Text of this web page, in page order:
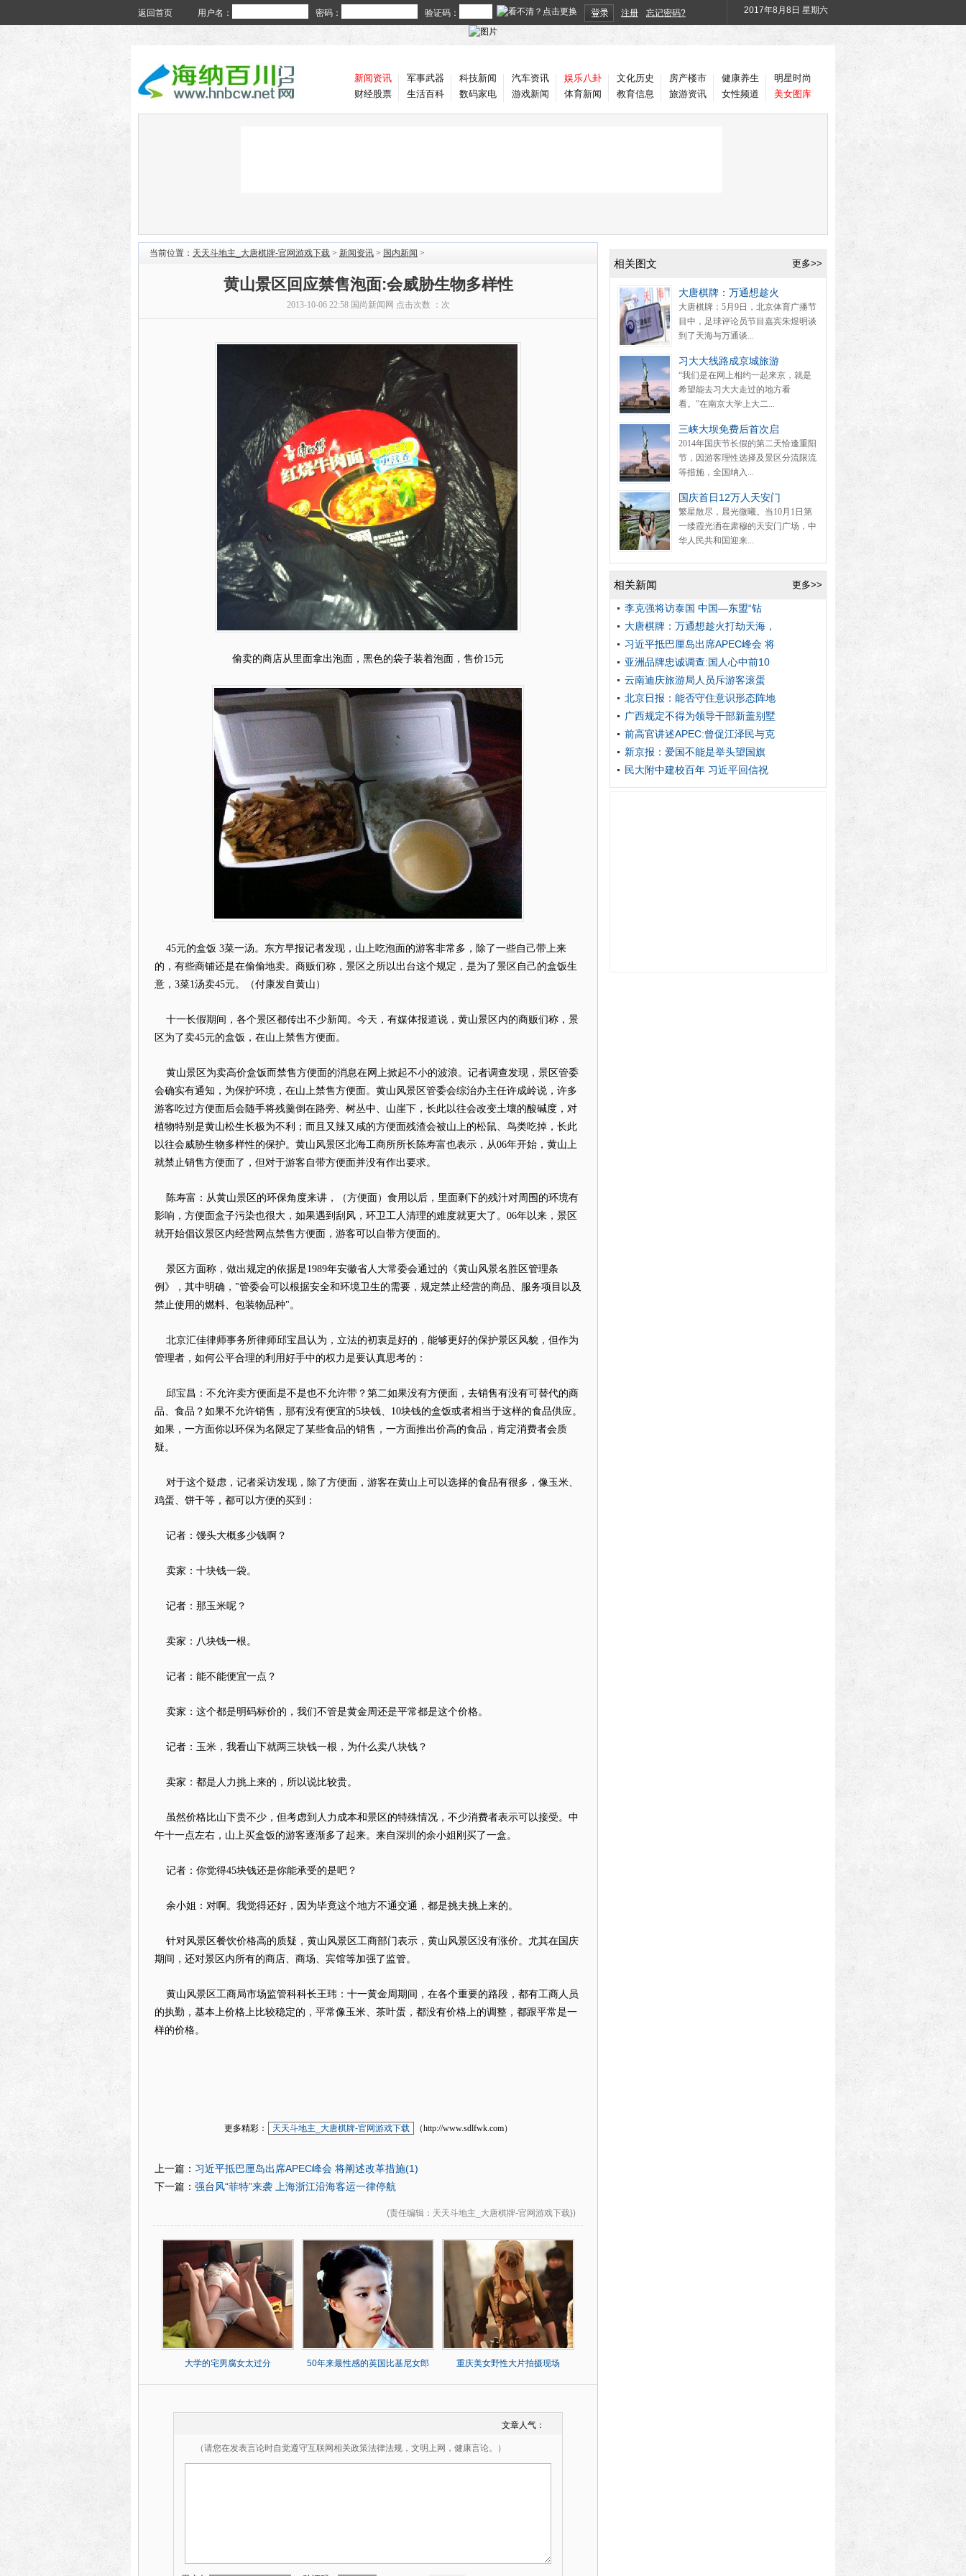
返回首页 用户名： 密码： 验证码： 注册 忘记密码? 2017年8月8日 星期六
新闻资讯
财经股票
军事武器
生活百科
科技新闻
数码家电
汽车资讯
游戏新闻
娱乐八卦
体育新闻
文化历史
教育信息
房产楼市
旅游资讯
健康养生
女性频道
明星时尚
美女图库
当前位置： 天天斗地主_大唐棋牌-官网游戏下载 > 新闻资讯 > 国内新闻 >
黄山景区回应禁售泡面:会威胁生物多样性
2013-10-06 22:58 国尚新闻网 点击次数 ： 次
偷卖的商店从里面拿出泡面 ，黑色的袋子装着泡面 ，售价15元
45元的盒饭 3菜一汤。东方早报记者发现，山上吃泡面的游客非常多，除了一些自己带上来
的，有些商铺还是在偷偷地卖。商贩们称，景区之所以出台这个规定，是为了景区自己的盒饭生
意，3菜1汤卖45元。（付康发自黄山）
十一长假期间，各个景区都传出不少新闻。今天，有媒体报道说， 黄山景区 内的商贩们称，景
区为了卖45元的盒饭 ，在山上禁售方便面。
黄山景区 为卖高价盒饭而禁售方便面的消息在网上掀起不小的波浪。记者调查发现，景区管委
会确实有通知，为保护环境，在山上禁售方便面。黄山风景区管委会综治办主任许成岭说，许多
游客吃过方便面后会随手将残羹倒在路旁、树丛中、山崖下，长此以往会改变土壤的酸碱度，对
植物特别是黄山松生长极为不利；而且又辣又咸的方便面残渣会被山上的松鼠、鸟类吃掉，长此
以往会威胁生物多样性的保护。黄山风景区北海工商所所长陈寿富也表示，从06年开始，黄山上
就禁止销售方便面了，但对于游客自带方便面并没有作出要求。
陈寿富：从黄山景区 的环保角度来讲，（方便面 ）食用以后，里面剩下的残汁对周围的环境有
影响， 方便面盒子污染也很大，如果遇到刮风，环卫工人清理的难度就更大了。06年以来，景区
就开始倡议景区内经营网点禁售方便面 ，游客可以自带方便面的。
景区方面称，做出规定的依据是1989年安徽省人大常委会通过的《黄山风景名胜区管理条
例》，其中明确，"管委会可以根据安全和环境卫生的需要，规定禁止经营的商品、服务项目以及
禁止使用的燃料、包装物品种"。
北京汇佳律师事务所律师邱宝昌认为，立法的初衷是好的，能够更好的保护景区风貌，但作为
管理者，如何公平合理的利用好手中的权力是要认真思考的：
邱宝昌：不允许卖方便面是不是也不允许带？第二如果没有方便面 ，去销售有没有可替代的商
品、食品？如果不允许销售，那有没有便宜的5块钱、10块钱的盒饭或者相当于这样的食品供应。
如果，一方面你以环保为名限定了某些食品的销售，一方面推出价高的食品，肯定消费者会质
疑。
对于这个疑虑，记者采访发现，除了方便面 ，游客在黄山上可以选择的食品有很多，像玉米、
鸡蛋、饼干等，都可以方便的买到：
记者：馒头大概多少钱啊？
卖家：十块钱一袋。
记者：那玉米呢？
卖家：八块钱一根。
记者：能不能便宜一点？
卖家：这个都是明码标价的，我们不管是黄金周还是平常都是这个价格。
记者：玉米，我看山下就两三块钱一根，为什么卖八块钱？
卖家：都是人力挑上来的，所以说比较贵。
虽然价格比山下贵不少，但考虑到人力成本和景区的特殊情况，不少消费者表示可以接受。中
午十一点左右，山上买盒饭的游客逐渐多了起来。来自深圳的余小姐刚买了一盒。
记者：你觉得45块钱还是你能承受的是吧？
余小姐：对啊。我觉得还好，因为毕竟这个地方不通交通，都是挑夫挑上来的。
针对风景区餐饮价格高的质疑，黄山风景区工商部门表示，黄山风景区没有涨价。尤其在国庆
期间，还对景区内所有的商店、商场、宾馆等加强了监管。
黄山风景区工商局市场监管科科长王玮：十一黄金周期间，在各个重要的路段，都有工商人员
的执勤，基本上价格上比较稳定的，平常像玉米、茶叶蛋，都没有价格上的调整，都跟平常是一
样的价格。
更多精彩： 天天斗地主_大唐棋牌-官网游戏下载 （http://www.sdlfwk.com）
上一篇： 习近平抵巴厘岛出席APEC峰会 将阐述改革措施(1)
下一篇： 强台风“菲特”来袭 上海浙江沿海客运一律停航
(责任编辑 ：天天斗地主_大唐棋牌-官网游戏下载})
大学的宅男腐女太过分 50年来最性感的英国比基尼女郎 重庆美女野性大片拍摄现场
文章人气：
（请您在发表言论时自觉遵守互联网相关政策法律法规，文明上网，健康言论。）
更多>>
相关图文
大唐棋牌：万通想趁火
大唐棋牌：5月9日，北京体育广播节
目中，足球评论员节目嘉宾朱煜明谈
到了天海与万通谈...
习大大线路成京城旅游
“我们是在网上相约一起来京，就是
希望能去习大大走过的地方看
看。”在南京大学上大二...
三峡大坝免费后首次启
2014年国庆节长假的第二天恰逢重阳
节，因游客理性选择及景区分流限流
等措施，全国纳入...
国庆首日12万人天安门
繁星散尽，晨光微曦。当10月1日第
一缕霞光洒在肃穆的天安门广场，中
华人民共和国迎来...
更多>>
相关新闻
李克强将访泰国 中国—东盟“钻
大唐棋牌：万通想趁火打劫天海，
习近平抵巴厘岛出席APEC峰会 将
亚洲品牌忠诚调查:国人心中前10
云南迪庆旅游局人员斥游客滚蛋
北京日报：能否守住意识形态阵地
广西规定不得为领导干部新盖别墅
前高官讲述APEC:曾促江泽民与克
新京报：爱国不能是举头望国旗
民大附中建校百年 习近平回信祝